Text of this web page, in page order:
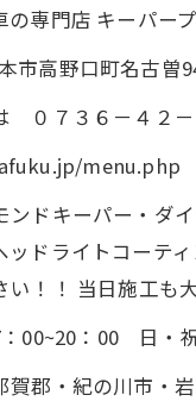
専門店 キーパ
市高野口町名古曽
０７３６－４２－
menu.php
ンドキーパー・ダ
ッドライトコーテ
！！ 当日施工も
00~20：00 日・
賀郡・紀の川市・